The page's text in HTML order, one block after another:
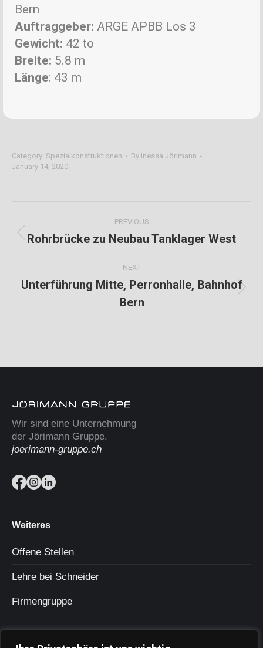
Bern
Auftraggeber: ARGE APBB Los 3
Gewicht: 42 to
Breite: 5.8 m
Länge: 43 m
Category: Spezialkonstruktionen By Inessa Jörimann
January 14, 2020
navigation
PREVIOUS
Previous
Rohrbrücke zu Neubau Tanklager West
NEXT
Unterführung Mitte, Perronhalle, Bahnhof
Bern
Wir sind eine Unternehmung
der Jörimann Gruppe.
joerimann-gruppe.ch
Weiteres
Offene Stellen
Lehre bei Schneider
Firmengruppe